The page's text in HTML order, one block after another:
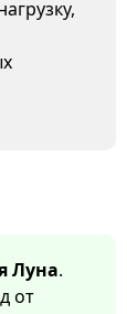
Луна.
от